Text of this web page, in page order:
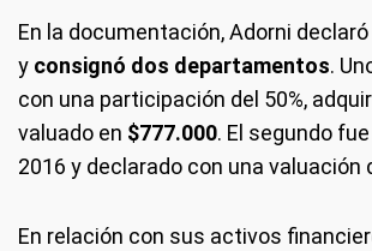
En la documentación, Adorni declaró
y consignó dos departamentos.
con una participación del 50%,
valuado en $777.000. El segundo
2016 y declarado con una valuación
En relación con sus activos